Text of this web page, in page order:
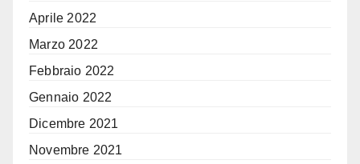
Aprile 2022
Marzo 2022
Febbraio 2022
Gennaio 2022
Dicembre 2021
Novembre 2021